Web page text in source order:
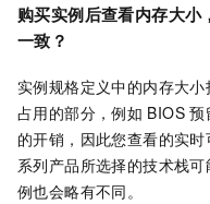
购买实例后查看内存大
一致？
实例规格定义中的内存大
占用的部分，例如 BIOS 预
的开销，因此您查看的实
系列产品所选择的技术栈
例也会略有不同。